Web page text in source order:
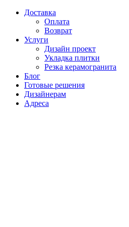
Доставка
Оплата
Возврат
Услуги
Дизайн проект
Укладка плитки
Резка керамогранита
Блог
Готовые решения
Дизайнерам
Адреса